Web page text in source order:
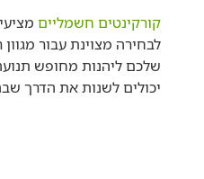
קורקינטים חשמליים
לבחירה מצוינת עבור
יכולים לשנות את הדרך